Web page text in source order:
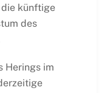
die künftige
des
Herings im